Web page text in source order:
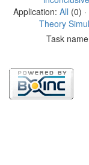
Application: All (0) ·
Theory
Task